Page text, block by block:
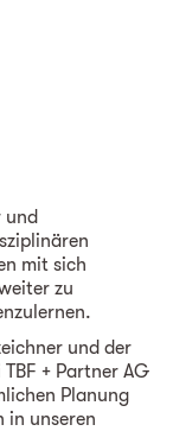
und
mit sich
zu
und der
+ Partner AG
Planung
in unseren